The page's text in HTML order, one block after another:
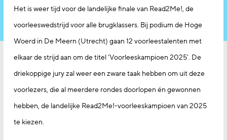
Het is weer tijd voor de landelijke finale van Read2Me!, de
voorleeswedstrijd voor alle brugklassers. Bij podium de Hoge
Woerd in De Meern (Utrecht) gaan 12 voorleestalenten met
elkaar de strijd aan om de titel ‘Voorleeskampioen 2025’. De
driekoppige jury zal weer een zware taak hebben om uit deze
voorlezers, die al meerdere rondes doorlopen én gewonnen
hebben, de landelijke Read2Me!-voorleeskampioen van 2025
te kiezen.